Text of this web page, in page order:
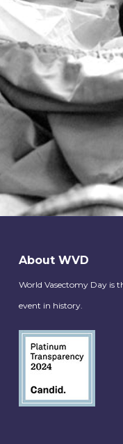
About WVD
World Vasectomy Day is
event in history.